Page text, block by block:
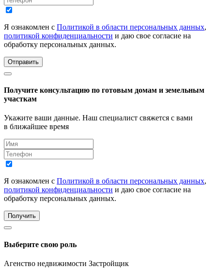
Я ознакомлен с Политикой в области персональных данных,
политикой конфиденциальности и даю свое согласие на
обработку персональных данных.
Отправить
Получите консультацию по готовым домам и земельным
участкам
Укажите ваши данные. Наш специалист свяжется с вами
в ближайшее время
Я ознакомлен с Политикой в области персональных данных,
политикой конфиденциальности и даю свое согласие на
обработку персональных данных.
Получить
Выберите свою роль
Агенство недвижимости Застройщик